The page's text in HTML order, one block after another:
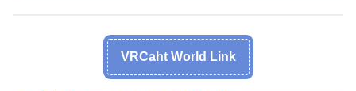
VRCaht World Link